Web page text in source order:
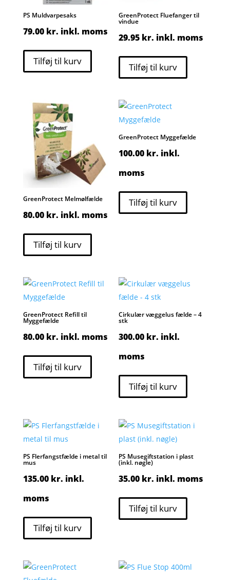
PS Muldvarpesaks
79.00 kr. inkl. moms
Tilføj til kurv
GreenProtect Fluefanger til
vindue
29.95 kr. inkl. moms
Tilføj til kurv
GreenProtect Melmølfælde
80.00 kr. inkl. moms
Tilføj til kurv
GreenProtect Myggefælde
100.00 kr. inkl.
moms
Tilføj til kurv
GreenProtect Refill til
Myggefælde
80.00 kr. inkl. moms
Tilføj til kurv
Cirkulær væggelus fælde – 4
stk
300.00 kr. inkl.
moms
Tilføj til kurv
PS Flerfangstfælde i metal til
mus
135.00 kr. inkl.
moms
Tilføj til kurv
PS Musegiftstation i plast
(inkl. nøgle)
35.00 kr. inkl. moms
Tilføj til kurv